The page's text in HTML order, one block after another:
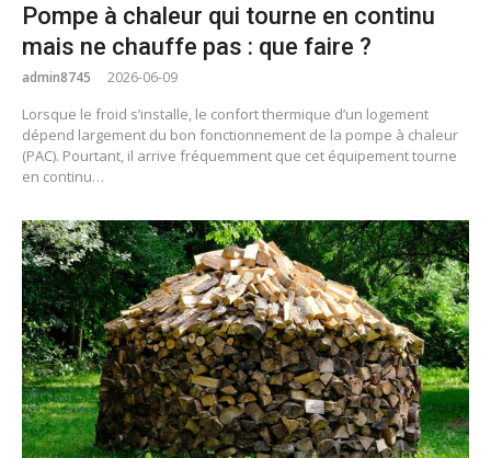
Pompe à chaleur qui tourne en continu
mais ne chauffe pas : que faire ?
admin8745 2026-06-09
Lorsque le froid s’installe, le confort thermique d’un logement
dépend largement du bon fonctionnement de la pompe à chaleur
(PAC). Pourtant, il arrive fréquemment que cet équipement tourne
en continu…